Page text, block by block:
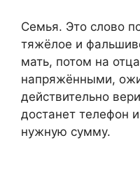
Семья. Это слово
тяжёлое и
мать, потом на
напряжёнными,
действительно
достанет телефон
нужную сумму.